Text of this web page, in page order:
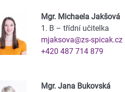
Mgr. Michaela Jakšová
1. B – třídní učitelka
mjaksova@zs-spicak.cz
+420 487 714 879
Mgr. Jana Bukovská